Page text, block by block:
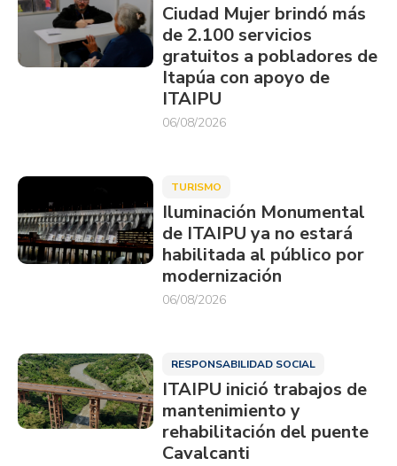
Ciudad Mujer brindó más
de 2.100 servicios
gratuitos a pobladores de
Itapúa con apoyo de
ITAIPU
06/08/2026
TURISMO
Iluminación Monumental
de ITAIPU ya no estará
habilitada al público por
modernización
06/08/2026
RESPONSABILIDAD SOCIAL
ITAIPU inició trabajos de
mantenimiento y
rehabilitación del puente
Cavalcanti